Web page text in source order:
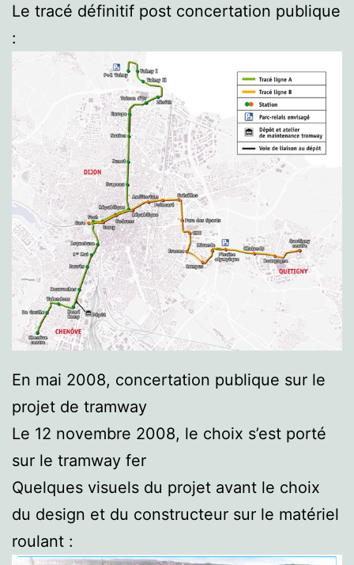
Le tracé définitif post concertation publique
:
En mai 2008, concertation publique sur le
projet de tramway
Le 12 novembre 2008, le choix s’est porté
sur le tramway fer
Quelques visuels du projet avant le choix
du design et du constructeur sur le matériel
roulant :